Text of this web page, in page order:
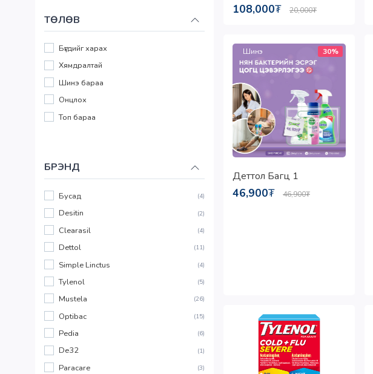
ТӨЛӨВ
Бүгдийг харах
Хямдралтай
Шинэ бараа
Онцлох
Топ бараа
БРЭНД
Бусад (4)
Desitin (2)
Clearasil (4)
Dettol (11)
Simple Linctus (4)
Tylenol (5)
Mustela (26)
Optibac (15)
Pedia (6)
De32 (1)
Paracare (3)
108,000₮ 20,000₮
Шинэ 30%
Деттол Багц 1
46,900₮ 46,900₮